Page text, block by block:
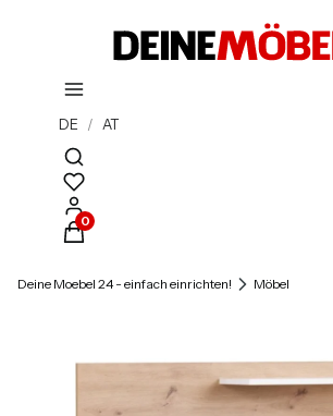
DE / AT
Suchmaschine öffnen
Produkte im Warenkorb: 0. Details
Deine Moebel 24 - einfach einrichten! Möbel